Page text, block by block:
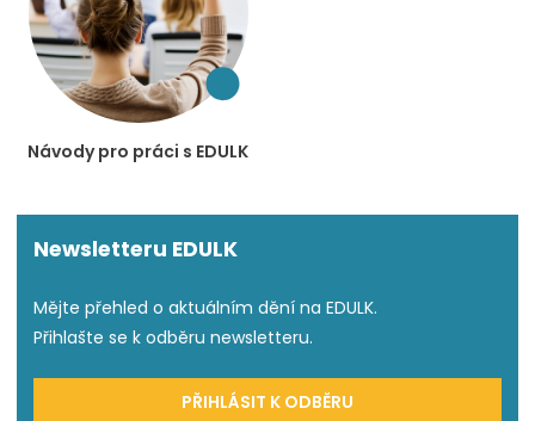
Návody pro práci s EDULK
Newsletteru EDULK
Mějte přehled o aktuálním dění na EDULK.
Přihlašte se k odběru newsletteru.
PŘIHLÁSIT K ODBĚRU